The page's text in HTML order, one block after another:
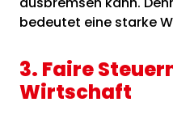
bedeutet eine starke
3. Faire
Wirtschaft